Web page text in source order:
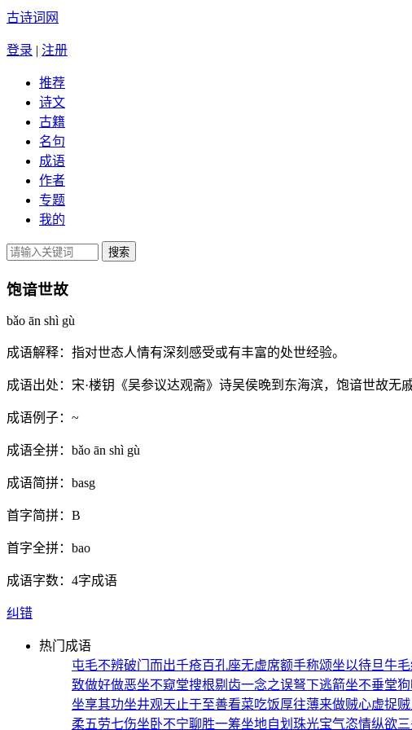
古诗词网
登录 | 注册
推荐
诗文
古籍
名句
成语
作者
专题
我的
饱谙世故
bǎo ān shì gù
成语解释： 指对世态人情有深刻感受或有丰富的处世经验。
成语出处： 宋·楼钥《吴参议达观斋》诗吴侯晚到东海滨，饱谙世故无
成语例子： ~
成语全拼： bǎo ān shì gù
成语简拼： basg
首字简拼： B
首字全拼： bao
成语字数： 4字成语
纠错
热门成语
屯毛不辨破门而出千疮百孔座无虚席额手称颂坐以待旦牛
致做好做恶坐不窥堂搜根剔齿一念之误弩下逃箭坐不垂堂
坐享其功坐井观天止于至善看菜吃饭厚往薄来做贼心虚捉
柔五劳七伤坐卧不宁聊胜一筹坐地自划 珠光宝气恣情纵欲